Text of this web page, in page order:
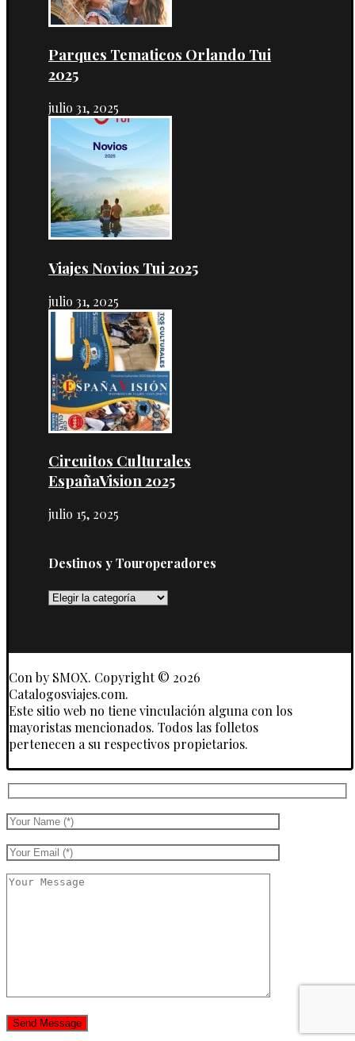
Parques Tematicos Orlando Tui
2025
julio 31, 2025
Viajes Novios Tui 2025
julio 31, 2025
Circuitos Culturales
EspañaVision 2025
julio 15, 2025
Destinos y Touroperadores
Destinos
Conby SMOX. Copyright © 2026
Catalogosviajes.com.
Este sitio web no tiene vinculación alguna con los
mayoristas mencionados. Todos las folletos
pertenecen a su respectivos propietarios.